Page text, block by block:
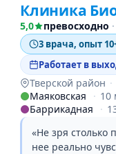
Клиника
5,0 превосходно ·
3 врача, опыт
Работает в
Тверской район ·
Маяковская
· 10
Баррикадная
·
«Не зря
нее реально